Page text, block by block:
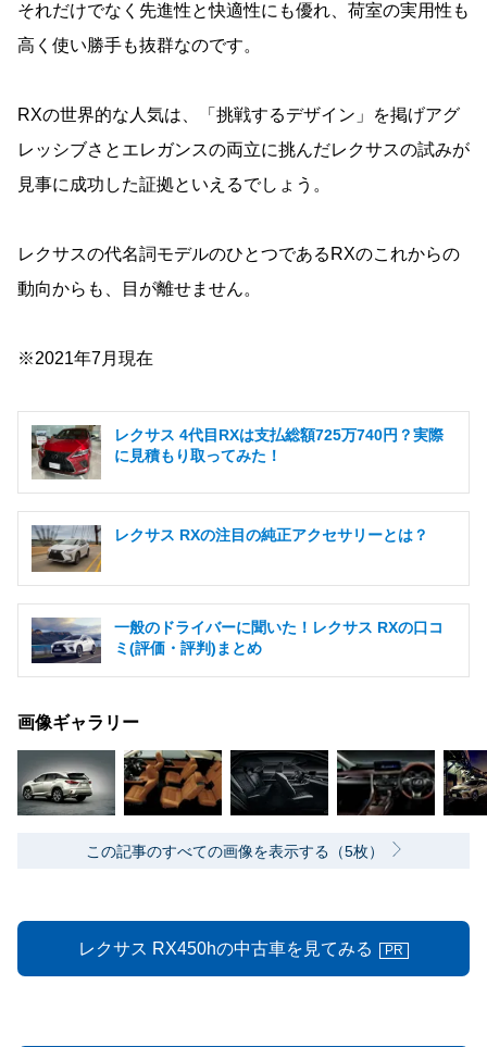
それだけでなく先進性と快適性にも優れ、荷室の実用性も
高く使い勝手も抜群なのです。
RXの世界的な人気は、「挑戦するデザイン」を掲げアグ
レッシブさとエレガンスの両立に挑んだレクサスの試みが
見事に成功した証拠といえるでしょう。
レクサスの代名詞モデルのひとつであるRXのこれからの
動向からも、目が離せません。
※2021年7月現在
レクサス 4代目RXは支払総額725万740円？実際
に見積もり取ってみた！
レクサス RXの注目の純正アクセサリーとは？
一般のドライバーに聞いた！レクサス RXの口コ
ミ(評価・評判)まとめ
画像ギャラリー
この記事のすべての画像を表示する（5枚）
レクサス RX450hの中古車を見てみる PR